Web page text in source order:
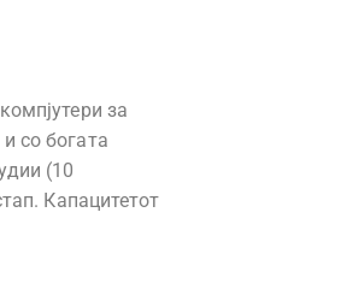
за
со богата
(10
Капацитетот